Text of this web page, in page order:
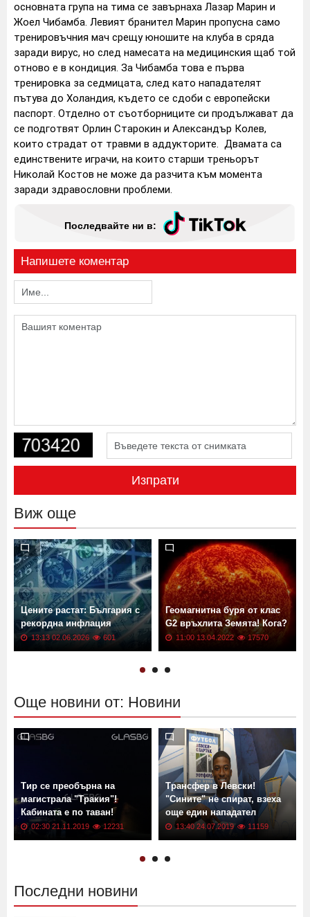
основната група на тима се завърнаха Лазар Марин и
Жоел Чибамба. Левият бранител Марин пропусна само
тренировъчния мач срещу юношите на клуба в сряда
заради вирус, но след намесата на медицинския щаб той
отново е в кондиция. За Чибамба това е първа
тренировка за седмицата, след като нападателят
пътува до Холандия, където се сдоби с европейски
паспорт. Отделно от съотборниците си продължават да
се подготвят Орлин Старокин и Александър Колев,
които страдат от травми в аддукторите. Двамата са
единствените играчи, на които старши треньорът
Николай Костов не може да разчита към момента
заради здравословни проблеми.
Последвайте ни в:
Напишете коментар
Изпрати
Виж още
Цените растат: България с
рекордна инфлация
13:13 02.06.2026 601
Геомагнитна буря от клас
G2 връхлита Земята! Кога?
11:00 13.04.2022 17570
Още новини от: Новини
Тир се преобърна на
магистрала "Тракия"!
Кабината е по таван!
02:30 21.11.2019 12231
Трансфер в Левски!
"Сините" не спират, взеха
още един нападател
13:40 24.07.2019 11159
Последни новини